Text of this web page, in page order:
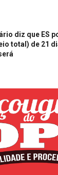
diz que ES
total) de 21